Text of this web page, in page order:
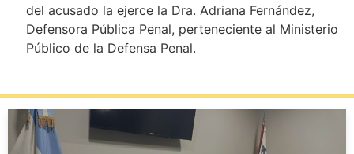
del acusado la ejerce la Dra. Adriana Fernández,
Defensora Pública Penal, perteneciente al Ministerio
Público de la Defensa Penal.